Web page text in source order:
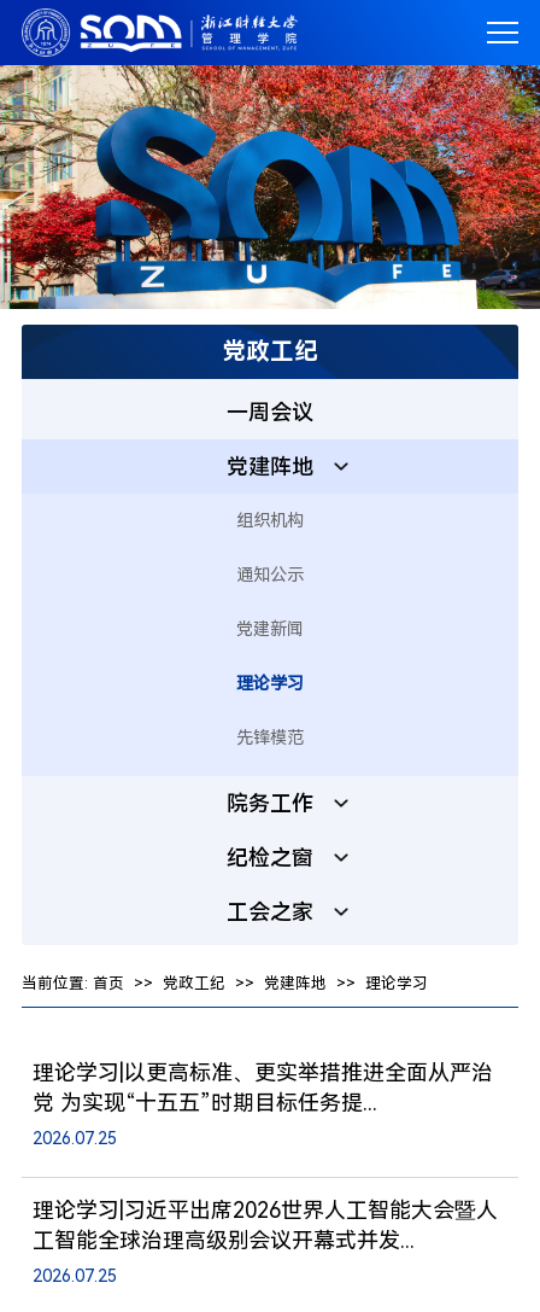
党政工纪
一周会议
党建阵地
组织机构
通知公示
党建新闻
理论学习
先锋模范
院务工作
纪检之窗
工会之家
当前位置: 首页 >> 党政工纪 >> 党建阵地 >> 理论学习
理论学习|以更高标准、更实举措推进全面从严治
党 为实现“十五五”时期目标任务提...
2026.07.25
理论学习|习近平出席2026世界人工智能大会暨人
工智能全球治理高级别会议开幕式并发...
2026.07.25